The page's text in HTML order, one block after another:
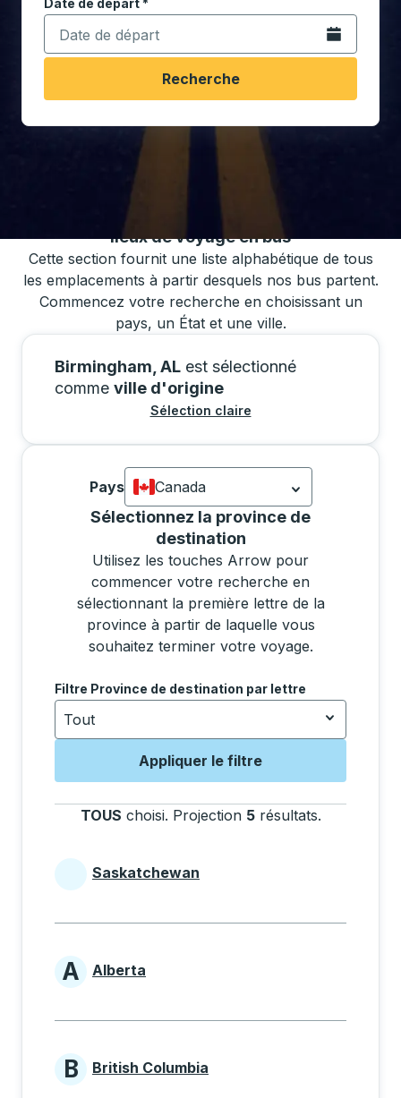
Date de départ*
Tapez la date au format date Barre oblique du mois à
Ouvrez le
Recherche
lieux de voyage en bus
Cette section fournit une liste alphabétique de tous
les emplacements à partir desquels nos bus partent.
Commencez votre recherche en choisissant un
pays, un État et une ville.
Birmingham, AL est sélectionné
comme ville d'origine
Sélection claire
Pays
Canada
Actuellement sélectionné: Canada.
Sélectionnez la province de
destination
Utilisez les touches Arrow pour
commencer votre recherche en
sélectionnant la première lettre de la
province à partir de laquelle vous
souhaitez terminer votre voyage.
Utilisez les touches fléchées pour accéder à la
Filtre Province de destination par lettre
Tout
Appliquer le filtre
TOUS choisi. Projection 5 résultats.
Sélectionner une province dans la liste
Provinces beginning with
Saskatchewan
Provinces beginning with A
A Alberta
Provinces beginning with B
B British Columbia